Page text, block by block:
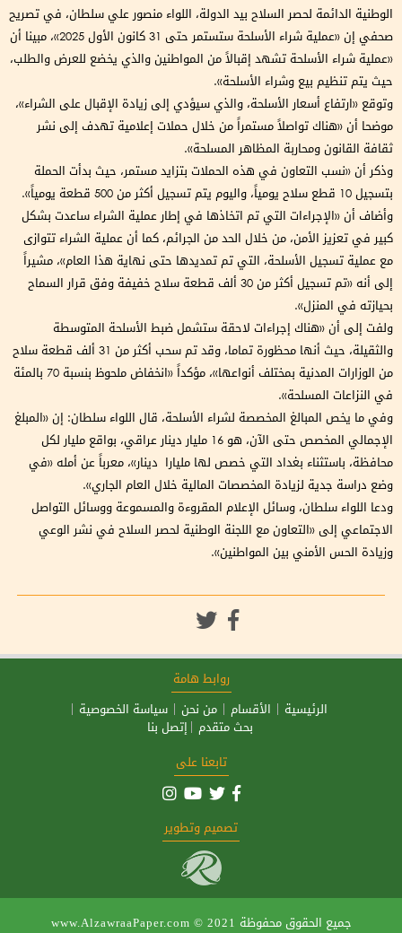
الوطنية الدائمة لحصر السلاح بيد الدولة، اللواء منصور علي سلطان، في تصريح
صحفي إن «عملية شراء الأسلحة ستستمر حتى 31 كانون الأول 2025»، مبينا أن
«عملية شراء الأسلحة تشهد إقبالاً من المواطنين والذي يخضع للعرض والطلب،
حيث يتم تنظيم بيع وشراء الأسلحة».
وتوقع «ارتفاع أسعار الأسلحة، والذي سيؤدي إلى زيادة الإقبال على الشراء»،
موضحا أن «هناك تواصلاً مستمراً من خلال حملات إعلامية تهدف إلى نشر
ثقافة القانون ومحاربة المظاهر المسلحة».
وذكر أن «نسب التعاون في هذه الحملات بتزايد مستمر، حيث بدأت الحملة
بتسجيل 10 قطع سلاح يومياً، واليوم يتم تسجيل أكثر من 500 قطعة يومياً».
وأضاف أن «الإجراءات التي تم اتخاذها في إطار عملية الشراء ساعدت بشكل
كبير في تعزيز الأمن، من خلال الحد من الجرائم، كما أن عملية الشراء تتوازى
مع عملية تسجيل الأسلحة، التي تم تمديدها حتى نهاية هذا العام»، مشيراً
إلى أنه «تم تسجيل أكثر من 30 ألف قطعة سلاح خفيفة وفق قرار السماح
بحيازته في المنزل».
ولفت إلى أن «هناك إجراءات لاحقة ستشمل ضبط الأسلحة المتوسطة
والثقيلة، حيث أنها محظورة تماما، وقد تم سحب أكثر من 31 ألف قطعة سلاح
من الوزارات المدنية بمختلف أنواعها»، مؤكداً «انخفاض ملحوظ بنسبة 70 بالمئة
في النزاعات المسلحة».
وفي ما يخص المبالغ المخصصة لشراء الأسلحة، قال اللواء سلطان: إن «المبلغ
الإجمالي المخصص حتى الآن، هو 16 مليار دينار عراقي، بواقع مليار لكل
محافظة، باستثناء بغداد التي خصص لها مليارا دينار»، معرباً عن أمله «في
وضع دراسة جدية لزيادة المخصصات المالية خلال العام الجاري».
ودعا اللواء سلطان، وسائل الإعلام المقروءة والمسموعة ووسائل التواصل
الاجتماعي إلى «التعاون مع اللجنة الوطنية لحصر السلاح في نشر الوعي
وزيادة الحس الأمني بين المواطنين».
روابط هامة
الرئيسية
الأقسام من نحن
سياسة الخصوصية
بحث متقدم
إتصل بنا
تابعنا على
تصميم وتطوير
جميع الحقوق محفوظة www.AlzawraaPaper.com © 2021